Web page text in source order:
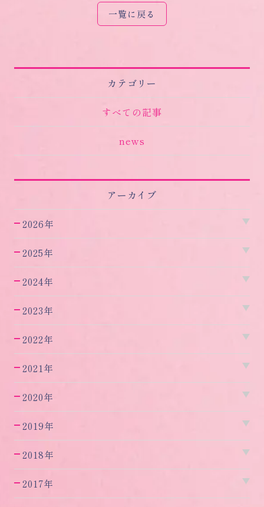
カテゴリー
すべての記事
news
アーカイブ
2026年
2025年
2024年
2023年
2022年
2021年
2020年
2019年
2018年
2017年
一覧に戻る